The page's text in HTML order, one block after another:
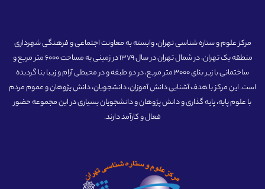
مرکز علوم و ستاره شناسی تهران، وابسته به معاونت اجتماعی و فرهنگی شهرداری
منطقه یک تهران، در شمال تهران در سال 1379 در زمینی به مساحت 6000 متر مربع و
ساختمانی با زیر بنای 3000 متر مربع، در دو طبقه و در محیطی آرام و زیبا بنا گردیده
است. این مرکز با هدف آشنایی دانش آموزان، دانشجویان، دانش پژوهان و عموم مردم
با علوم پایه، پایه گذاری و دانش پژوهان و دانشجویان بسیاری در این مجموعه حضور
فعال و کارآمد دارند.